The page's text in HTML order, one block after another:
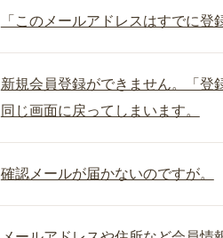
「このメールアドレスはすでに
新規会員登録ができません。「登
同じ画面に戻ってしまいます。
確認メールが届かないのですが。